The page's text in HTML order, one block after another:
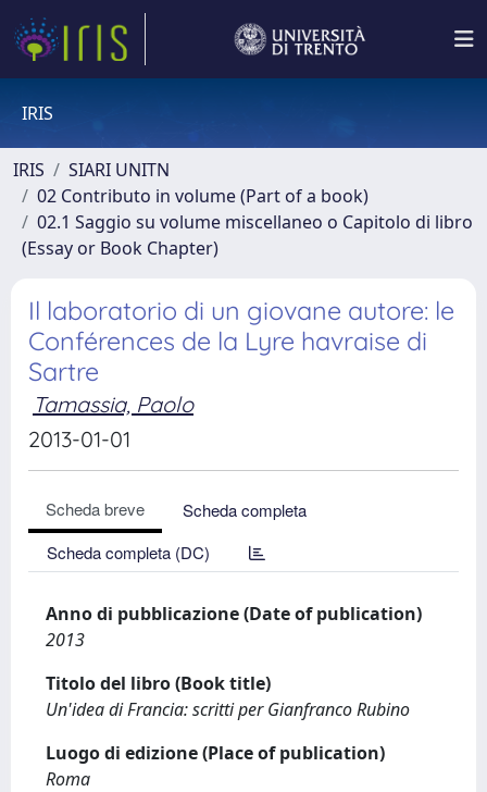
IRIS
IRIS
SIARI UNITN
02 Contributo in volume (Part of a book)
02.1 Saggio su volume miscellaneo o Capitolo di libro
(Essay or Book Chapter)
Il laboratorio di un giovane autore: le
Conférences de la Lyre havraise di
Sartre
Tamassia, Paolo
2013-01-01
Scheda breve
Scheda completa
Scheda completa (DC)
Anno di pubblicazione (Date of publication)
2013
Titolo del libro (Book title)
Un'idea di Francia: scritti per Gianfranco Rubino
Luogo di edizione (Place of publication)
Roma